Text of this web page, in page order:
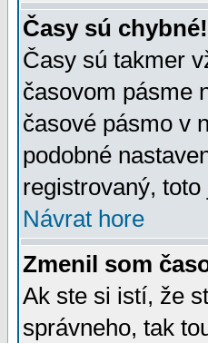
Časy sú chybné!
Časy sú takmer
časovom pásme
časové pásmo v
podobné
registrovaný,
Návrat hore
Zmenil som
Ak ste si istí, že
správneho, tak